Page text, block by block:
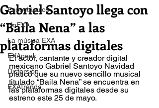
Espectáculos
cinEXA
La música EXA
EXAgeek
Distorsión
EXATrends
Gabriel Santoyo llega con
“Baila Nena” a las
plataformas digitales
El actor, cantante y creador digital
mexicano Gabriel Santoyo Navidad
platicó que su nuevo sencillo musical
titulado “Baila Nena” se encuentra en
las plataformas digitales desde su
estreno este 25 de mayo.